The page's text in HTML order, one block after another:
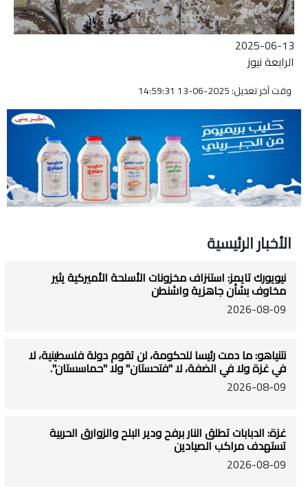
2025-06-13
الرابعة نيوز
وقت آخر تعديل: 2025-06-13 14:59:31
الأخبار الرئيسية
نيويورك تايمز: استنزاف مخزونات الأسلحة الأميركية يثير
مخاوف بشأن جاهزية واشنطن
2026-08-09
نتنياهو: ما دمت رئيسا للحكومة، لن تقوم دولة فلسطينية، لا
في غزة ولا في الضفة، لا "فتحستان" ولا "حماسستان".
2026-08-09
غزة: الدبابات تطلق النار برفح ودير البلح والزوارق الحربية
تستهدف مراكب الصيادين
2026-08-09